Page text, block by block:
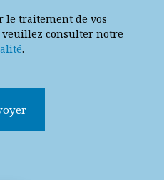
le traitement de vos
consulter notre
.